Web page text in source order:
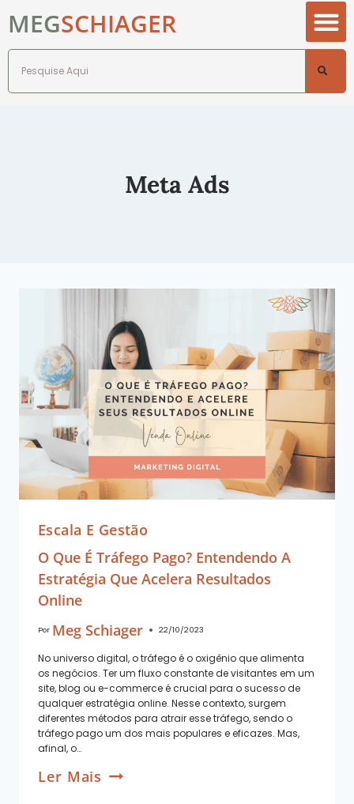
MEGSCHIAGER
Meta Ads
Escala E Gestão
O Que É Tráfego Pago? Entendendo A
Estratégia Que Acelera Resultados
Online
Por Meg Schiager 22/10/2023
No universo digital, o tráfego é o oxigênio que alimenta
os negócios. Ter um fluxo constante de visitantes em um
site, blog ou e-commerce é crucial para o sucesso de
qualquer estratégia online. Nesse contexto, surgem
diferentes métodos para atrair esse tráfego, sendo o
tráfego pago um dos mais populares e eficazes. Mas,
afinal, o…
Ler Mais